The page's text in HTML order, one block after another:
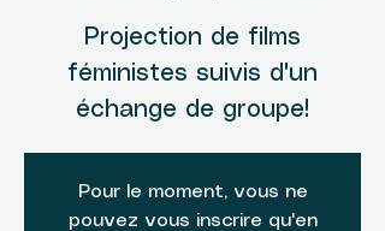
Projection de films
féministes suivis d'un
échange de groupe!
Pour le moment, vous ne
pouvez vous inscrire qu'en